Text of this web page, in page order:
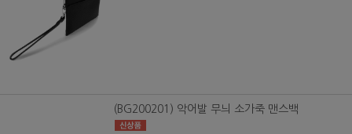
(BG200201) 악어발 무늬 소가죽 맨스백